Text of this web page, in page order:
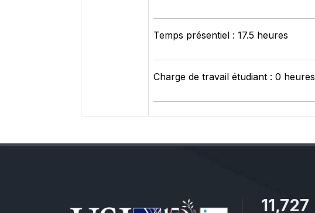
Temps présentiel : 17.5 heures
Charge de travail étudiant : 0 heures
11,727